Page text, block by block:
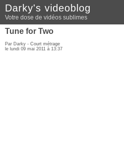
Darky's videoblog
Votre dose de vidéos sublimes
Tune for Two
Par Darky - Court métrage
le lundi 09 mai 2011 à 13:37